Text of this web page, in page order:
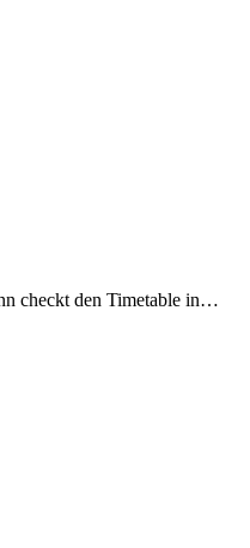
checkt den Timetable in…